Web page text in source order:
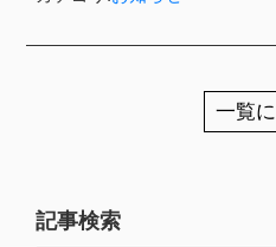
一覧
記事検索